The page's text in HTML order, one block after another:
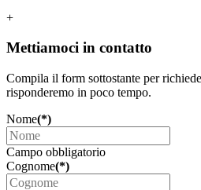
+
Mettiamoci in contatto
Compila il form sottostante per
risponderemo in poco tempo.
Nome(*)
Campo obbligatorio
Cognome(*)